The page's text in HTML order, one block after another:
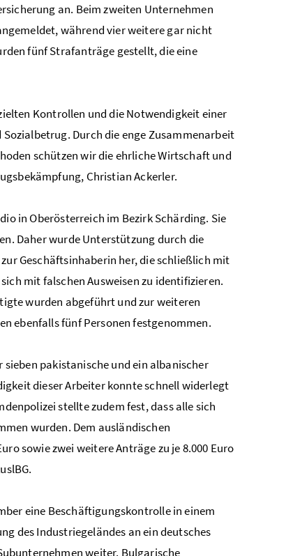
an. Beim zweiten Unternehmen
während vier weitere gar nicht
fünf Strafanträge gestellt, die eine
Kontrollen und die Notwendigkeit einer
Durch die enge Zusammenarbeit
schützen wir die ehrliche Wirtschaft und
Christian Ackerler.
in Oberösterreich im Bezirk Schärding. Sie
Daher wurde Unterstützung durch die
Geschäftsinhaberin her, die schließlich mit
mit falschen Ausweisen zu identifizieren.
wurden abgeführt und zur weiteren
ebenfalls fünf Personen festgenommen.
pakistanische und ein albanischer
dieser Arbeiter konnte schnell widerlegt
stellte zudem fest, dass alle sich
wurden. Dem ausländischen
sowie zwei weitere Anträge zu je 8.000 Euro
eine Beschäftigungskontrolle in einem
des Industriegeländes an ein deutsches
weiter. Bulgarische